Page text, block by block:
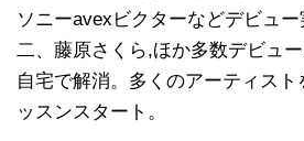
ソニーavexビクターなどデビュ
二、藤原さくら,ほか多数デビュ
自宅で解消。多くのアーティスト
ッスンスタート。